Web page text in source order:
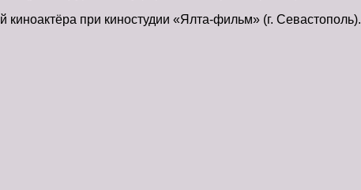
при киностудии «Ялта-фильм» (г. Севастополь).